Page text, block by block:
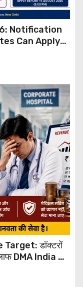
Notification
Can Apply
डॉक्टरों
DMA India का
मांग